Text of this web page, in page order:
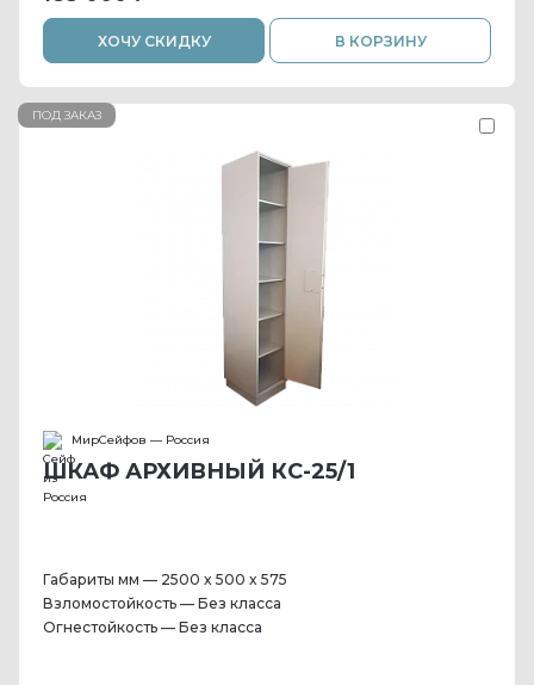
ХОЧУ СКИДКУ В КОРЗИНУ
ПОД ЗАКАЗ
МирСейфов — Россия
ШКАФ АРХИВНЫЙ КС-25/1
Габариты мм — 2500 x 500 x 575
Взломостойкость — Без класса
Огнестойкость — Без класса